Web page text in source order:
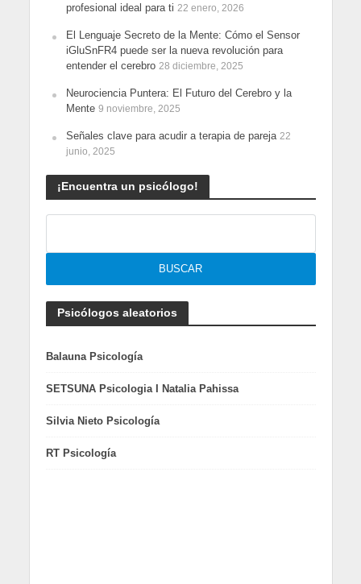
profesional ideal para ti 22 enero, 2026
El Lenguaje Secreto de la Mente: Cómo el Sensor
iGluSnFR4 puede ser la nueva revolución para
entender el cerebro 28 diciembre, 2025
Neurociencia Puntera: El Futuro del Cerebro y la
Mente 9 noviembre, 2025
Señales clave para acudir a terapia de pareja 22
junio, 2025
¡Encuentra un psicólogo!
Psicólogos aleatorios
Balauna Psicología
SETSUNA Psicologia I Natalia Pahissa
Silvia Nieto Psicología
RT Psicología